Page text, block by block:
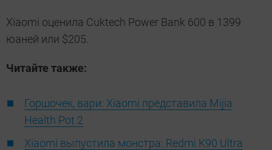
Xiaomi оценила Cuktech Power Bank 600 в 1399
юаней или $205.
Читайте также:
Горшочек, вари: Xiaomi представила Mijia
Health Pot 2
Xiaomi выпустила монстра: Redmi K90 Ultra